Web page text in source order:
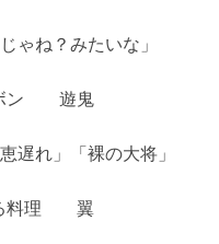
ゃね？みたいな」
ボン 遊鬼
遅れ」「裸の大将」
る料理 翼